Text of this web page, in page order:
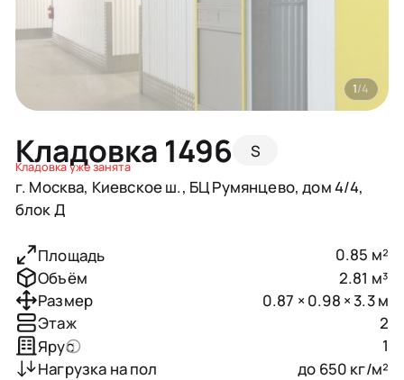
Кладовка 1496 S
Кладовка уже занята
г. Москва, Киевское ш., БЦ Румянцево, дом 4/4,
блок Д
1/4
Площадь
0.85 м²
Объём
2.81 м³
Размер
0.87 × 0.98 × 3.3 м
Этаж
2
Ярус
1
Нагрузка на пол
до 650 кг/м²